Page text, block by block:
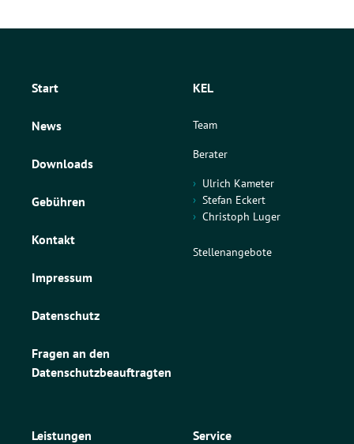
Start
News
Downloads
Gebühren
Kontakt
Impressum
Datenschutz
Fragen an den
Datenschutzbeauftragten
KEL
Team
Berater
Ulrich Kameter
Stefan Eckert
Christoph Luger
Stellenangebote
Leistungen Service